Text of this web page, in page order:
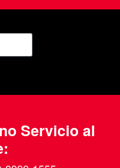
Servicio al